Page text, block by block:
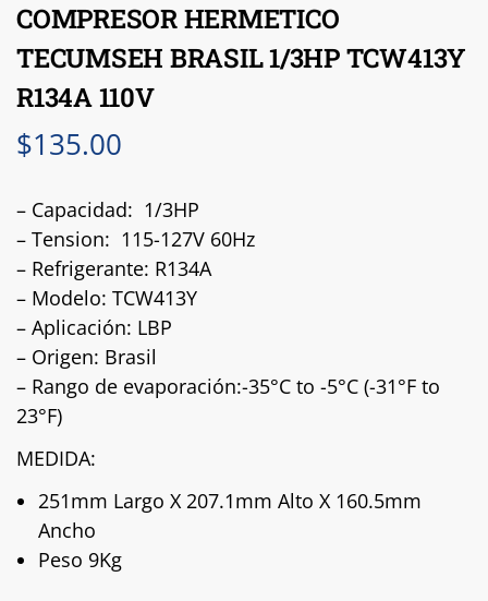
COMPRESOR HERMETICO
TECUMSEH BRASIL 1/3HP TCW413Y
R134A 110V
$135.00
– Capacidad: 1/3HP
– Tension: 115-127V 60Hz
– Refrigerante: R134A
– Modelo: TCW413Y
– Aplicación: LBP
– Origen: Brasil
– Rango de evaporación:-35°C to -5°C (-31°F to
23°F)
MEDIDA:
251mm Largo X 207.1mm Alto X 160.5mm
Ancho
Peso 9Kg